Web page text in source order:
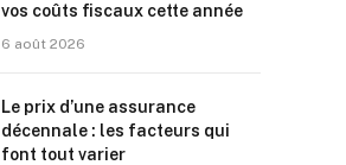
vos coûts fiscaux cette année
6 août 2026
Le prix d’une assurance
décennale : les facteurs qui
font tout varier